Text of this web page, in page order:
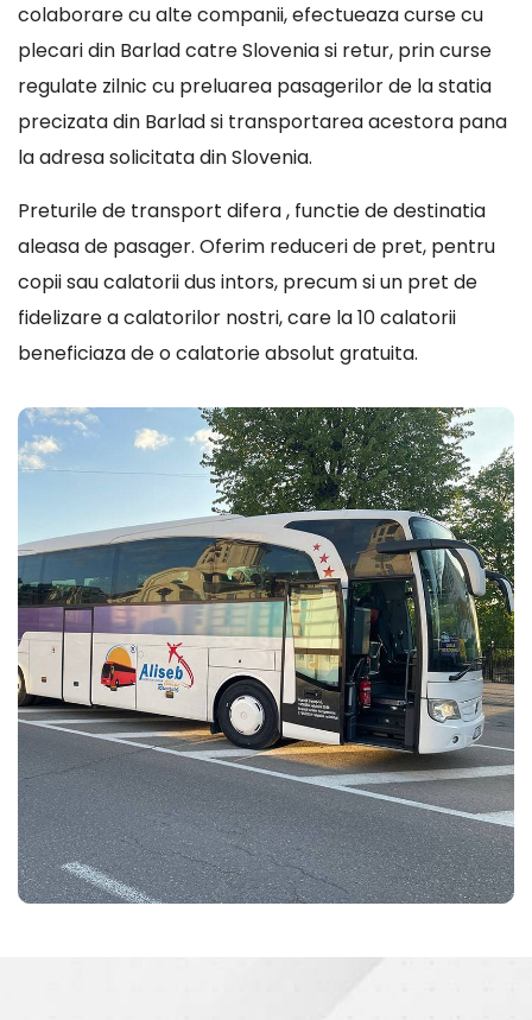
colaborare cu alte companii, efectueaza curse cu
plecari din Barlad catre Slovenia si retur, prin curse
regulate zilnic cu preluarea pasagerilor de la statia
precizata din Barlad si transportarea acestora pana
la adresa solicitata din Slovenia.
Preturile de transport difera , functie de destinatia
aleasa de pasager. Oferim reduceri de pret, pentru
copii sau calatorii dus intors, precum si un pret de
fidelizare a calatorilor nostri, care la 10 calatorii
beneficiaza de o calatorie absolut gratuita.